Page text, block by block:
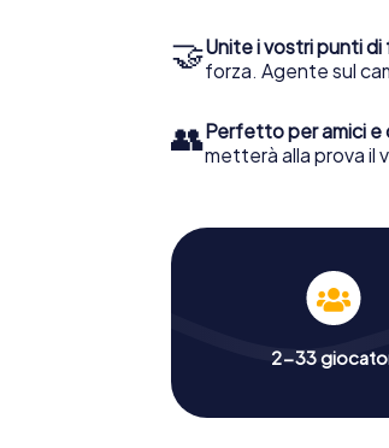
🤝Unite i vostri punti di
forza. Agente sul
👥Perfetto per amici e
metterà alla prova il
2-33